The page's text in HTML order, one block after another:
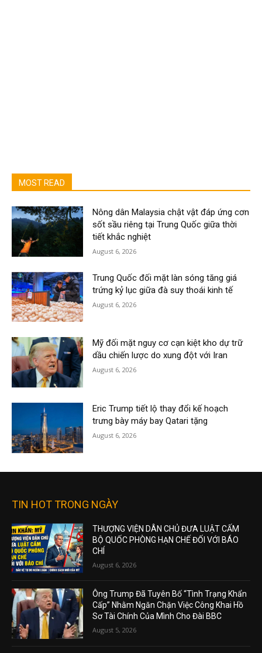
MOST READ
Nông dân Malaysia chật vật đáp ứng cơn
sốt sầu riêng tại Trung Quốc giữa thời
tiết khắc nghiệt
August 6, 2026
Trung Quốc đối mặt làn sóng tăng giá
trứng kỷ lục giữa đà suy thoái kinh tế
August 6, 2026
Mỹ đối mặt nguy cơ cạn kiệt kho dự trữ
dầu chiến lược do xung đột với Iran
August 6, 2026
Eric Trump tiết lộ thay đổi kế hoạch
trưng bày máy bay Qatari tặng
August 6, 2026
TIN HOT TRONG NGÀY
THƯỢNG VIỆN DÂN CHỦ ĐƯA LUẬT CẤM
BỘ QUỐC PHÒNG HẠN CHẾ ĐỐI VỚI BÁO
CHÍ
August 6, 2026
Ông Trump Đã Tuyên Bố “Tình Trạng Khẩn
Cấp” Nhằm Ngăn Chặn Việc Công Khai Hồ
Sơ Tài Chính Của Mình Cho Đài BBC
August 5, 2026